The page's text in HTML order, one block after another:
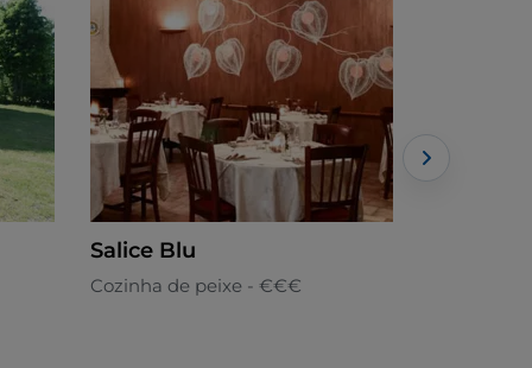
Salice Blu
Cozinha de peixe - €€€